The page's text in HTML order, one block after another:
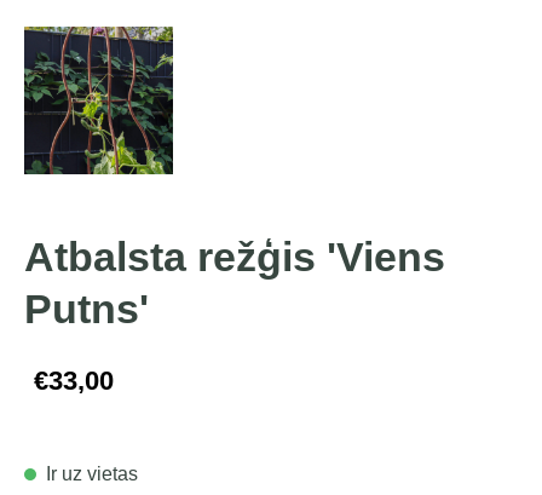
Atbalsta režģis 'Viens
Putns'
€33,00
Ir uz vietas